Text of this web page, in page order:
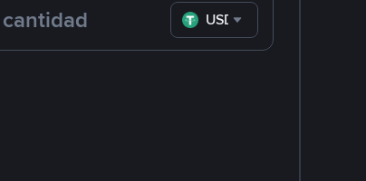
USDT